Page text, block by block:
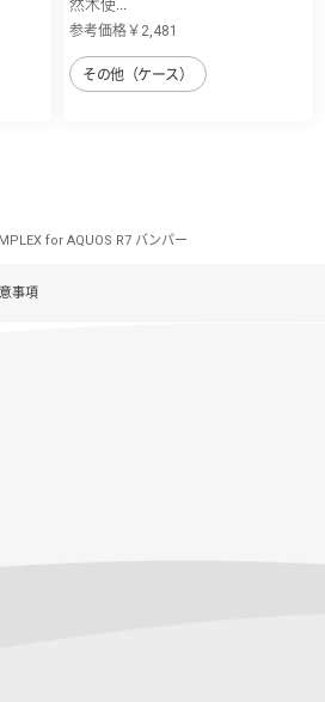
然木使...
参考価格￥2,481
その他（ケース）
for AQUOS R7 バンパー
事項